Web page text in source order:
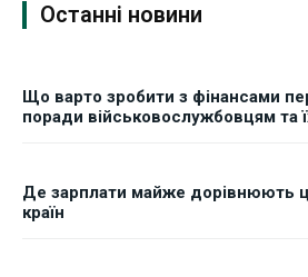
Останні новини
Що варто зробити з фінансами
поради військовослужбовцям та
Де зарплати майже дорівнюють
країн